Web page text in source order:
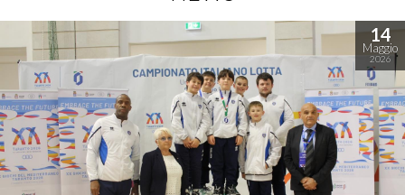
14
Maggio
2026